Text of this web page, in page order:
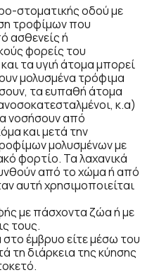
στοματικής οδού με
τροφίμων που
ασθενείς ή
φορείς του
τα υγιή άτομα μπορεί
μολυσμένα τρόφιμα
τα ευπαθή άτομα
κ.α)
νοσήσουν από
και μετά την
μολυσμένων µε
φορτίο. Τα λαχανικά
από το χώμα ή από
αυτή χρησιμοποιείται
µε πάσχοντα ζώα ή µε
τους.
έμβρυο είτε μέσω του
τη διάρκεια της κύησης